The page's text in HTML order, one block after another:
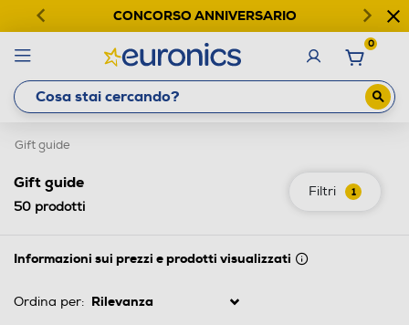
CONCORSO ANNIVERSARIO
0
Gift guide
Filtri 1
Gift guide
50 prodotti
Informazioni sui prezzi e prodotti visualizzati
Ordina per: